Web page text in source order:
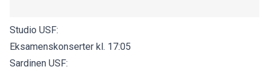
Studio USF:
Eksamenskonserter kl. 17:05
Sardinen USF: